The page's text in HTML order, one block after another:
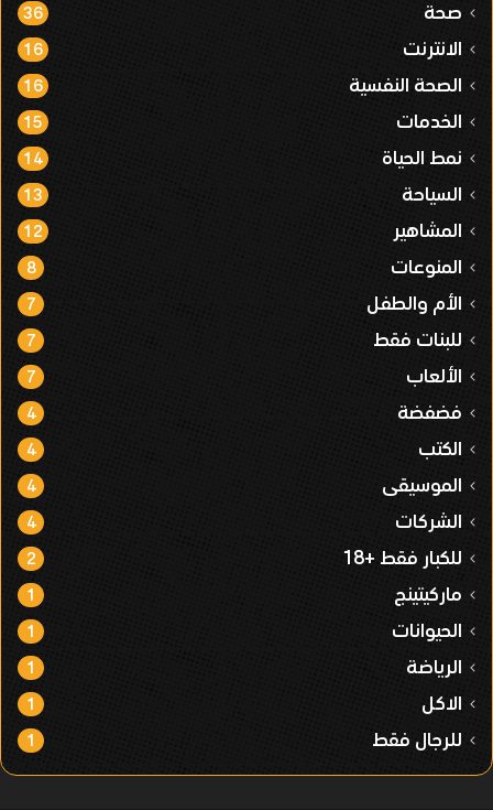
صحة 36
الانترنت 16
الصحة النفسية 16
الخدمات 15
نمط الحياة 14
السياحة 13
المشاهير 12
المنوعات 8
الأم والطفل 7
للبنات فقط 7
الألعاب 7
فضفضة 4
الكتب 4
الموسيقى 4
الشركات 4
للكبار فقط +18 2
ماركيتينج 1
الحيوانات 1
الرياضة 1
الاكل 1
للرجال فقط 1